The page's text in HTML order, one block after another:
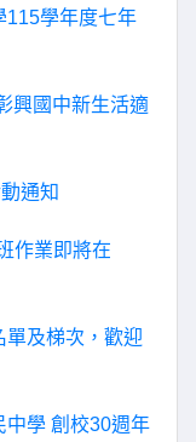
115學年度七年
興國中新生活適
通知
作業即將在
單及梯次，歡迎
中學 創校30週年